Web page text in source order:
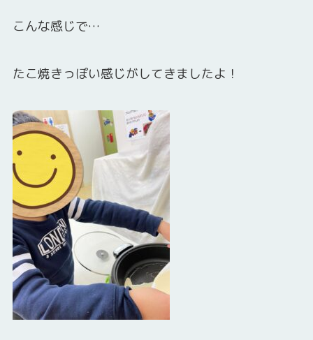
こんな感じで…
たこ焼きっぽい感じがしてきましたよ！